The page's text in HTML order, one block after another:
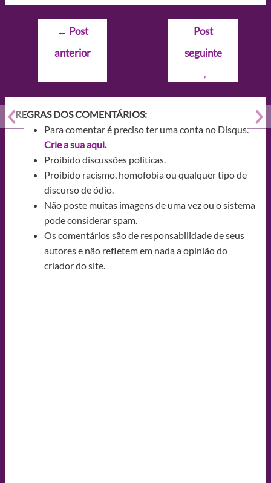
Navegação
Post
← Post
anterior
Post
seguinte
→
REGRAS DOS COMENTÁRIOS:
Para comentar é preciso ter uma conta no Disqus.
Crie a sua aqui.
Proibido discussões políticas.
Proibido racismo, homofobia ou qualquer tipo de
discurso de ódio.
Não poste muitas imagens de uma vez ou o sistema
pode considerar spam.
Os comentários são de responsabilidade de seus
autores e não refletem em nada a opinião do
criador do site.